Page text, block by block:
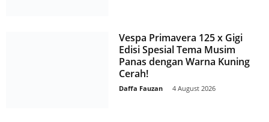
Vespa Primavera 125 x Gigi
Edisi Spesial Tema Musim
Panas dengan Warna Kuning
Cerah!
Daffa Fauzan 4 August 2026